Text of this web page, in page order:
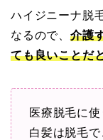
ハイジニーナ脱
なるので、 介護
ても良いことだ
医療脱毛に
白髪は脱毛で